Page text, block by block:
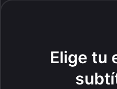
Elige tu